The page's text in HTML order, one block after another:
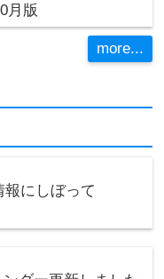
月版
more...
報にしぼって